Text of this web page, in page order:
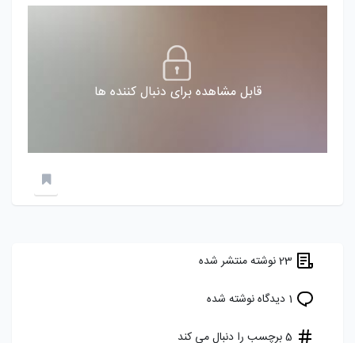
قابل مشاهده برای دنبال کننده ها